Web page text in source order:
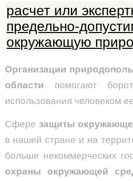
расчет или
предельно-
окружающую
Организации
области помогают
использования человеком
Сфере защиты
в нашей стране и на
больше некоммерческих
охраны окружающей